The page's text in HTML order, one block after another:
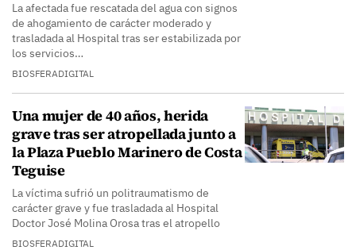
La afectada fue rescatada del agua con signos
de ahogamiento de carácter moderado y
trasladada al Hospital tras ser estabilizada por
los servicios…
BIOSFERADIGITAL
Una mujer de 40 años, herida
grave tras ser atropellada junto a
la Plaza Pueblo Marinero de Costa
Teguise
La víctima sufrió un politraumatismo de
carácter grave y fue trasladada al Hospital
Doctor José Molina Orosa tras el atropello
BIOSFERADIGITAL